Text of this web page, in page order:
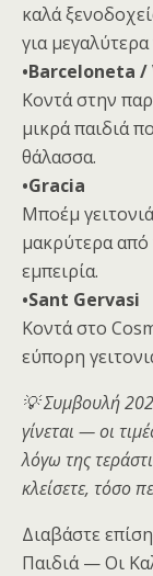
καλά
για μεγαλύτερα
•Barceloneta
Κοντά στην
μικρά παιδιά
θάλασσα.
•Gracia
Μποέμ
μακρύτερα από
εμπειρία.
•Sant Gervasi
Κοντά στο
εύπορη
💡 Συμβουλή
γίνεται — οι
λόγω της
κλείσετε, τόσο
Διαβάστε
Παιδιά — Οι